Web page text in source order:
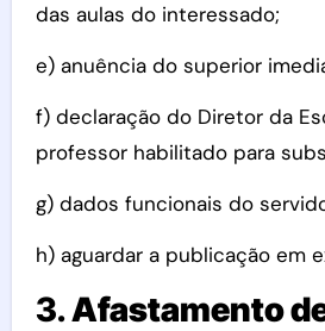
das aulas do interessado;
e) anuência do superior
f) declaração do Diretor da
professor habilitado para
g) dados funcionais do
h) aguardar a publicação em
3.Afastamento